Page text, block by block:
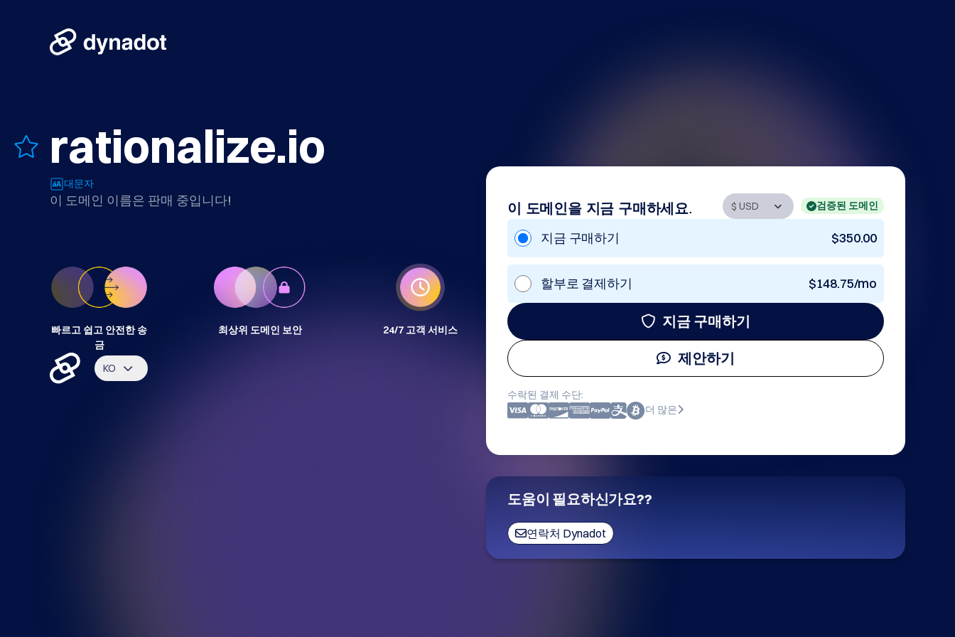
rationalize.io
대문자
이 도메인 이름은 판매 중입니다! 이 도메인을 지금 구매하세요. 검증된 도메인
지금 구매하기 $350.00
할부로 결제하기 $148.75/mo
지금 구매하기
제안하기
수락된 결제 수단:
더 많은
도움이 필요하신가요??
연락처 Dynadot
빠르고 쉽고 안전한 송
금
최상위 도메인 보안 24/7 고객 서비스
KO